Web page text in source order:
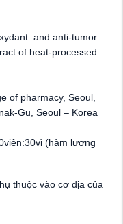
and anti-tumor
of heat-processed
of pharmacy, Seoul,
Gu, Seoul – Korea
(hàm lượng
thuộc vào cơ địa của